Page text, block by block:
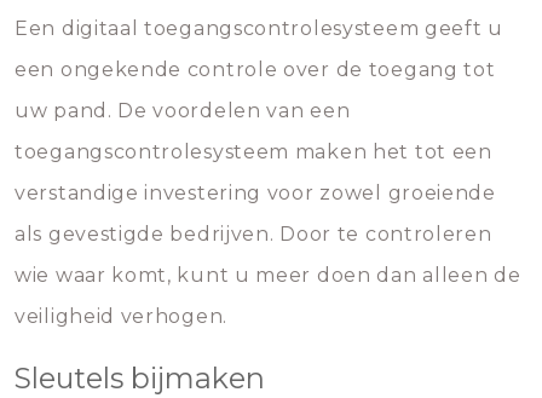
Een digitaal toegangscontrolesysteem geeft u
een ongekende controle over de toegang tot
uw pand. De voordelen van een
toegangscontrolesysteem maken het tot een
verstandige investering voor zowel groeiende
als gevestigde bedrijven. Door te controleren
wie waar komt, kunt u meer doen dan alleen de
veiligheid verhogen.
Sleutels bijmaken